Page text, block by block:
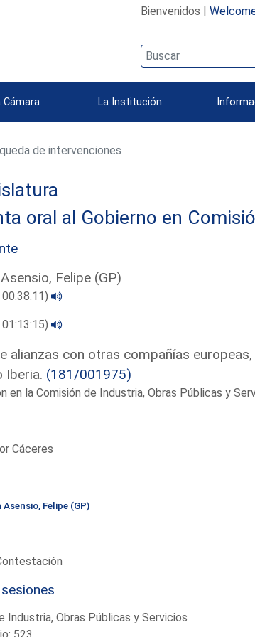
Bienvenidos |
Cámara La Institución
de intervenciones
oral al Gobierno en
Felipe (GP)
alianzas con otras compañías
Iberia. (181/001975)
en la Comisión de Industria, Obras Públicas y
Cáceres
Asensio, Felipe (GP)
Industria, Obras Públicas y Servicios
523